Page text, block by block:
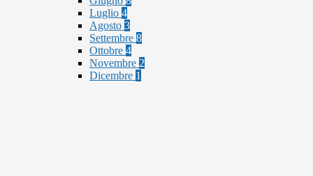
Luglio 4
Agosto 3
Settembre 8
Ottobre 4
Novembre 2
Dicembre 1